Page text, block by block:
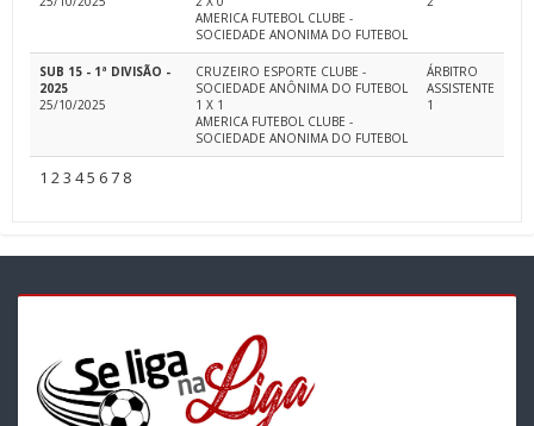
AMERICA FUTEBOL CLUBE -
SOCIEDADE ANONIMA DO FUTEBOL
SUB 15 - 1ª DIVISÃO -
2025
25/10/2025
CRUZEIRO ESPORTE CLUBE -
SOCIEDADE ANÔNIMA DO FUTEBOL
1 X 1
AMERICA FUTEBOL CLUBE -
SOCIEDADE ANONIMA DO FUTEBOL
ÁRBITRO
ASSISTENTE
1
1 23 45 67 8